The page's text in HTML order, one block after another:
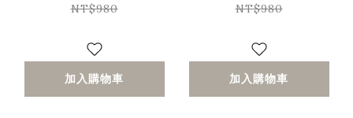
38/85、A-D)
NT$980
加入購物車
38/85、A-D)
NT$980
加入購物車